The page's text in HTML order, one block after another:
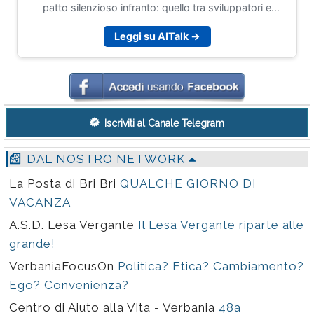
patto silenzioso infranto: quello tra sviluppatori e
macchine deterministiche, saltato nel momento in cui il
codice ha smesso di fare sempre e comunque quello
che gli veniva scritto. Papalini, Head of Software
Development per Issuances, Custody, Data & UX/UI
Solutions in Euronext Securities, con un passato in
London Stock Exchange Group e Borsa Italiana, aveva
raccontato quel passaggio con la voce di chi gestisce
sistemi dove l'errore non è un'opzione contrattuale, è
un incidente.
Leggi su AITalk →
Iscriviti al Canale Telegram
DAL NOSTRO NETWORK
La Posta di Bri Bri QUALCHE GIORNO DI
VACANZA
A.S.D. Lesa Vergante Il Lesa Vergante riparte alle
grande!
VerbaniaFocusOn Politica? Etica? Cambiamento?
Ego? Convenienza?
Centro di Aiuto alla Vita - Verbania 48a